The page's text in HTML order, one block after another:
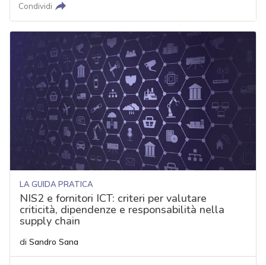
Condividi
LA GUIDA PRATICA
NIS2 e fornitori ICT: criteri per valutare
criticità, dipendenze e responsabilità nella
supply chain
di Sandro Sana